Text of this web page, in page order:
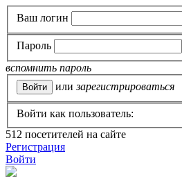
Ваш логин
Пароль
вспомнить пароль
или зарегистрироваться
Войти как пользователь:
512 посетителей на сайте
Регистрация
Войти